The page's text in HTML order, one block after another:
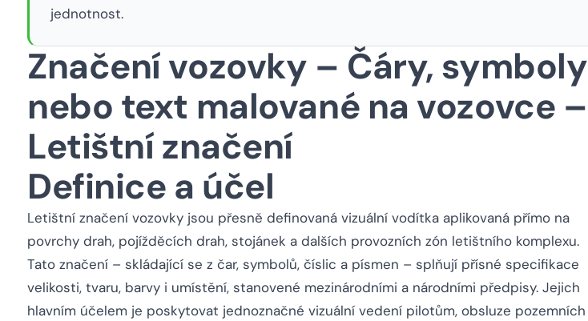
jednotnost.
Značení vozovky – Čáry, symboly
nebo text malované na vozovce –
Letištní značení
Definice a účel
Letištní značení vozovky jsou přesně definovaná vizuální vodítka aplikovaná přímo na
povrchy drah, pojížděcích drah, stojánek a dalších provozních zón letištního komplexu.
Tato značení – skládající se z čar, symbolů, číslic a písmen – splňují přísné specifikace
velikosti, tvaru, barvy i umístění, stanovené mezinárodními a národními předpisy. Jejich
hlavním účelem je poskytovat jednoznačné vizuální vedení pilotům, obsluze pozemních